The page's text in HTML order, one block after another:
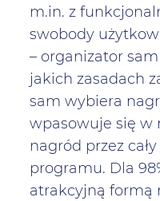
m.in. z
swobody
– organizator
jakich zasadach
sam wybiera
wpasowuje się w
nagród przez
programu. Dla
atrakcyjną formą